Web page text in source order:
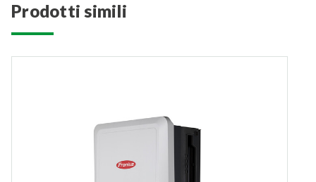
prodotti simili